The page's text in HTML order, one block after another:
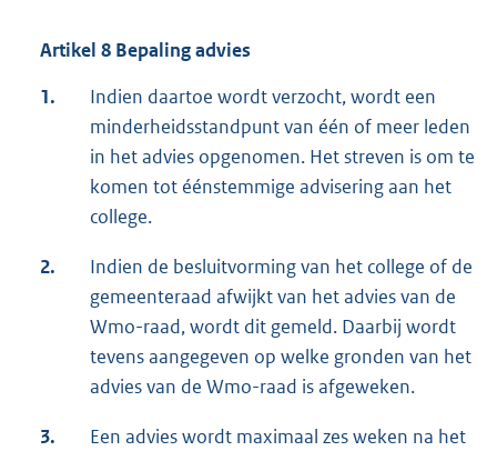
Artikel 8 Bepaling advies
1.
Indien daartoe wordt verzocht, wordt een
minderheidsstandpunt van één of meer leden
in het advies opgenomen. Het streven is om te
komen tot éénstemmige advisering aan het
college.
2.
Indien de besluitvorming van het college of de
gemeenteraad afwijkt van het advies van de
Wmo-raad, wordt dit gemeld. Daarbij wordt
tevens aangegeven op welke gronden van het
advies van de Wmo-raad is afgeweken.
3.
Een advies wordt maximaal zes weken na het